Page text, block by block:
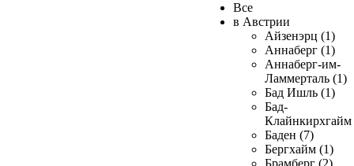
Все
в Австрии
Айзенэрц (1)
Аннаберг (1)
Аннаберг-им-
Ламмерталь (1)
Бад Ишль (1)
Бад-
Клайнкирхгайм
Баден (7)
Бергхайм (1)
Брамберг (2)